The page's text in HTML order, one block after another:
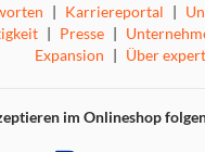
in Aluminium-
und WLAN-
| Karriereportal |
| Presse |
Expansion | Über expert
im Onlineshop